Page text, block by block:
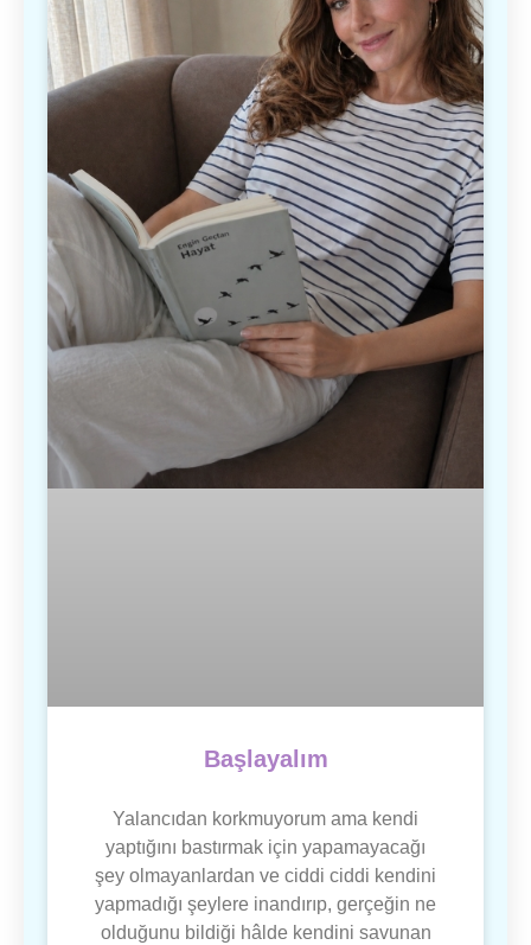
Başlayalım
Yalancıdan korkmuyorum ama kendi
yaptığını bastırmak için yapamayacağı
şey olmayanlardan ve ciddi ciddi kendini
yapmadığı şeylere inandırıp, gerçeğin ne
olduğunu bildiği hâlde kendini savunan